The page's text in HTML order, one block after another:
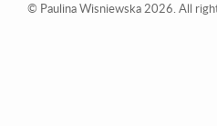
© Paulina Wisniewska 2026. All